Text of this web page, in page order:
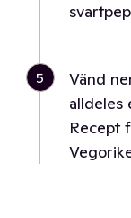
5
Vänd
alldeles
Recept